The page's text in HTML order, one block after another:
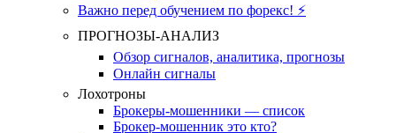
Важно перед обучением по форекс! ⚡
ПРОГНОЗЫ-АНАЛИЗ
Обзор сигналов, аналитика, прогнозы
Онлайн сигналы
Лохотроны
Брокеры-мошенники — список
Брокер-мошенник это кто?